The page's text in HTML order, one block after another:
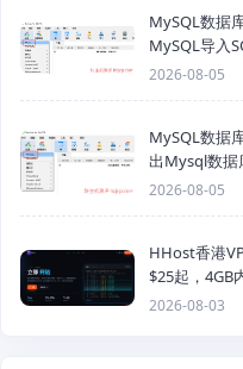
MySQL数据
MySQL导入
2026-08-05
MySQL数据
出Mysql数据
2026-08-05
HHost香港
$25起，4GB
2026-08-03